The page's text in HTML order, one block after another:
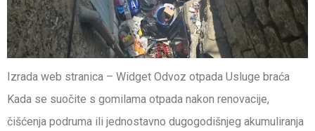
Izrada web stranica – Widget Odvoz otpada Usluge braća
Kada se suočite s gomilama otpada nakon renovacije,
čišćenja podruma ili jednostavno dugogodišnjeg akumuliranja